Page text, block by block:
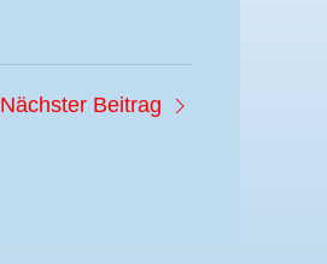
Nächster Beitrag